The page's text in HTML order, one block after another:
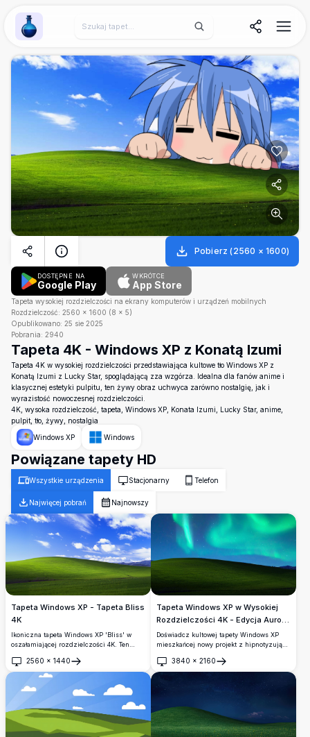
Wallpaper Alchemy
Pobierz (2560 × 1600)
DOSTĘPNE NA
Google Play
WKRÓTCE
App Store
Tapeta wysokiej rozdzielczości na ekrany komputerów i urządzeń mobilnych
Rozdzielczość: 2560 × 1600 (8 × 5)
Opublikowano: 25 sie 2025
Pobrania: 2940
Tapeta 4K - Windows XP z Konatą Izumi
Tapeta 4K w wysokiej rozdzielczości przedstawiająca kultowe tło Windows XP z
Konatą Izumi z Lucky Star, spoglądającą zza wzgórza. Idealna dla fanów anime i
klasycznej estetyki pulpitu, ten żywy obraz uchwyca zarówno nostalgię, jak i
wyrazistość nowoczesnej rozdzielczości.
4K, wysoka rozdzielczość, tapeta, Windows XP, Konata Izumi, Lucky Star, anime,
pulpit, tło, żywy, nostalgia
Windows XP
Windows
Powiązane tapety HD
Wszystkie urządzenia Stacjonarny Telefon
Najwięcej pobrań Najnowszy
Tapeta Windows XP - Tapeta Bliss
4K
Ikoniczna tapeta Windows XP 'Bliss' w
oszałamiającej rozdzielczości 4K. Ten
spokojne zielone wzgórze pod
jasnoniebieskim niebem z rozproszonymi
białymi chmurami, przypominając
klasyczne tło pulpitu Windows XP. Idealny
dla nowoczesnych wyświetlaczy o wysokiej
rozdzielczości.
2560 × 1440
Otwórz
Tapeta Windows XP w Wysokiej
Rozdzielczości 4K - Edycja Aurora
Borealis
Doświadcz kultowej tapety Windows XP
mieszkańcej nowy projekt z hipnotyzującą
rozdzielczości grafika 4K uchwyciła
spokojne zielone wzgórze pod tętniącym
życiem nocnym niebem, idealna na tło
pulpitu, przynosząc odrobinę naturalnego
piękna i spokoju na twój ekran.
3840 × 2160
Otwórz